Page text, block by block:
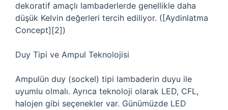
dekoratif amaçlı lambaderlerde genellikle daha
düşük Kelvin değerleri tercih ediliyor. ([Aydinlatma
Concept][2])
Duy Tipi ve Ampul Teknolojisi
Ampulün duy (sockel) tipi lambaderin duyu ile
uyumlu olmalı. Ayrıca teknoloji olarak LED, CFL,
halojen gibi seçenekler var. Günümüzde LED